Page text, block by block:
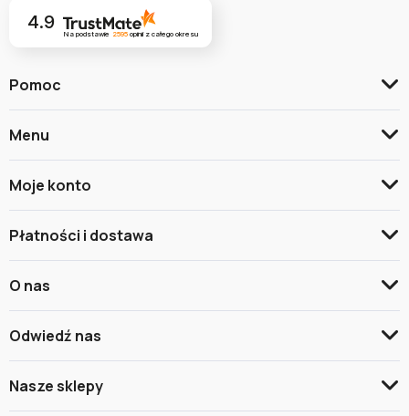
4.9
Na podstawie 2595opinii z całego okresu
Pomoc
Menu
Moje konto
Płatności i dostawa
O nas
Odwiedź nas
Nasze sklepy